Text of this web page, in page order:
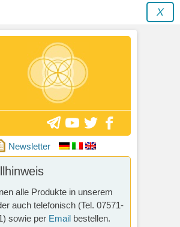
X
Newsletter
alle Produkte in unserem
auch telefonisch (Tel. 07571-
sowie per Email bestellen.